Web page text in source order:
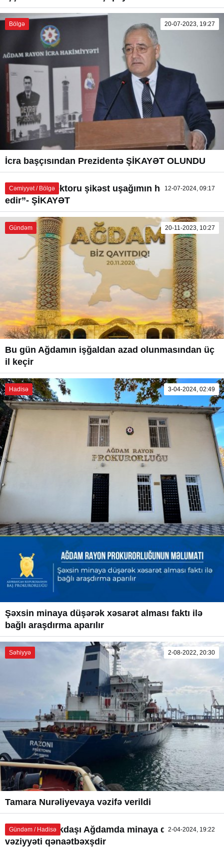
Bölgə 20-07-2023, 19:27
İcra başçısından Prezidentə ŞİKAYƏT OLUNDU
Cəmiyyət / Bölgə 12-07-2024, 09:17
“Məktəb direktoru şikəst uşağımın həyatını məhv
edir”- ŞİKAYƏT
Gündəm 20-11-2023, 10:27
Bu gün Ağdamın işğaldan azad olunmasından üç
il keçir
Hadisə 3-04-2024, 02:49
Şəxsin minaya düşərək xəsarət alması faktı ilə
bağlı araşdırma aparılır
Səhiyyə 2-08-2022, 20:30
Tamara Nurəliyevaya vəzifə verildi
Gündəm / Hadisə 2-04-2024, 19:22
ANAMA əməkdaşı Ağdamda minaya düşüb,
vəziyyəti qənaətbəxşdir